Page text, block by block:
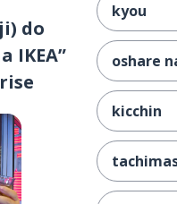
do
IKEA”
kyou
oshare
kicchin